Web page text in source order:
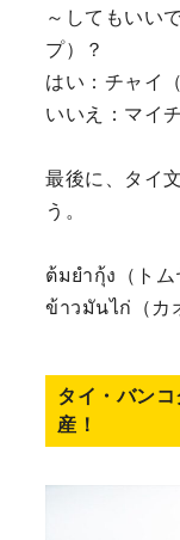
～してもいい
プ）？
はい：チャイ
いいえ：マイ
最後に、タイ
う。
ต้มยำกุ้ง（トム
ข้าวมันไก่（カ
タイ・バン
産！